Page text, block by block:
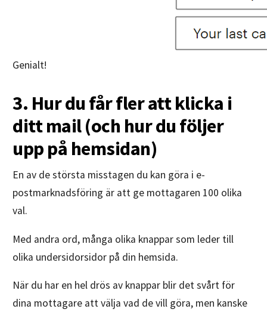
Genialt!
3. Hur du får fler att klicka i
ditt mail (och hur du följer
upp på hemsidan)
En av de största misstagen du kan göra i e-
postmarknadsföring är att ge mottagaren 100 olika
val.
Med andra ord, många olika knappar som leder till
olika undersidorsidor på din hemsida.
När du har en hel drös av knappar blir det svårt för
dina mottagare att välja vad de vill göra, men kanske